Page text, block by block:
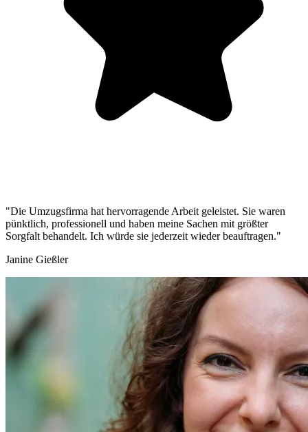
"Die Umzugsfirma hat hervorragende Arbeit geleistet. Sie waren
pünktlich, professionell und haben meine Sachen mit größter
Sorgfalt behandelt. Ich würde sie jederzeit wieder beauftragen."
Janine Gießler